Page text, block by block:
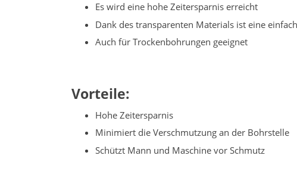
Es wird eine hohe Zeitersparnis erreicht
Dank des transparenten Materials ist eine
Auch für Trockenbohrungen geeignet
Vorteile:
Hohe Zeitersparnis
Minimiert die Verschmutzung an der Bohrstelle
Schützt Mann und Maschine vor Schmutz